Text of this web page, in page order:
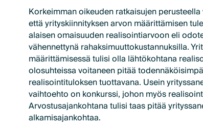
Korkeimman oikeuden ratkaisujen
että yrityskiinnityksen arvon määrittämisen
alaisen omaisuuden realisointiarvoon eli
vähennettynä rahaksimuuttokustannuksilla.
määrittämisessä tulisi olla lähtökohtana
olosuhteissa voitaneen pitää
realisointituloksen tuottavana. Usein
vaihtoehto on konkurssi, johon myös
Arvostusajankohtana tulisi taas pitää
alkamisajankohtaa.